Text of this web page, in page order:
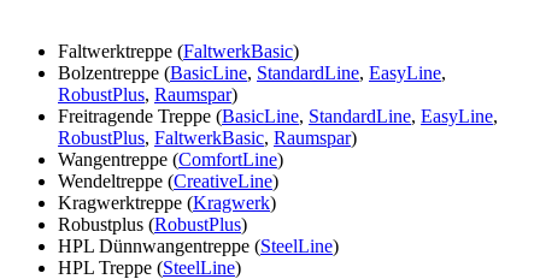
Faltwerktreppe (FaltwerkBasic)
Bolzentreppe (BasicLine, StandardLine, EasyLine,
RobustPlus, Raumspar)
Freitragende Treppe (BasicLine, StandardLine, EasyLine,
RobustPlus, FaltwerkBasic, Raumspar)
Wangentreppe (ComfortLine)
Wendeltreppe (CreativeLine)
Kragwerktreppe (Kragwerk)
Robustplus (RobustPlus)
HPL Dünnwangentreppe (SteelLine)
HPL Treppe (SteelLine)